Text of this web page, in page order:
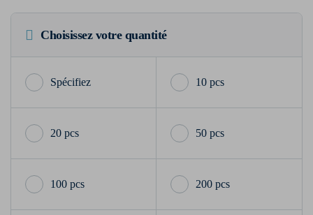
Choisissez votre quantité
10 pcs
20 pcs 50 pcs
100 pcs 200 pcs